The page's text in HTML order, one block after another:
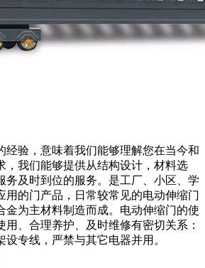
经验，意味着我们能够理解您在当今和
，我们能够提供从结构设计，材料选
务及时到位的服务。是工厂、小区、学
用的门产品，日常较常见的电动伸缩门
金为主材料制造而成。电动伸缩门的使
用、合理养护、及时维修有密切关系：
专线，严禁与其它电器并用。